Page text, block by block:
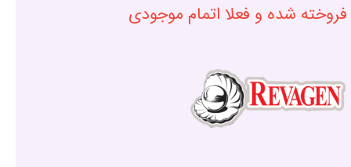
فروخته شده و فعلا اتمام موجودی